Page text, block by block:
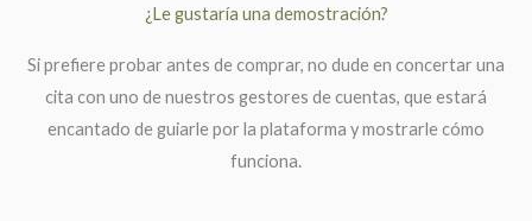
¿Le gustaría una demostración?
Si prefiere probar antes de comprar, no dude en concertar una
cita con uno de nuestros gestores de cuentas, que estará
encantado de guiarle por la plataforma y mostrarle cómo
funciona.